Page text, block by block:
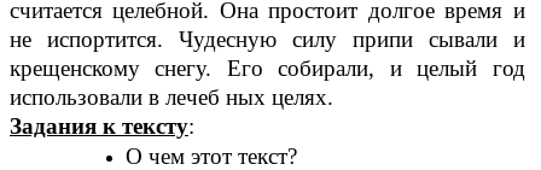
считается целебной. Она простоит долгое время и
не испортится. Чудесную силу припи сывали и
крещенскому снегу. Его собирали, и целый год
использовали в лечеб ных целях.
Задания к тексту:
О чем этот текст?